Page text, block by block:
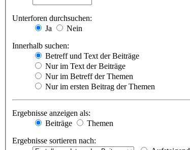
Unterforen durchsuchen:
Ja
Nein
Innerhalb suchen:
Betreff und Text der Beiträge
Nur im Text der Beiträge
Nur im Betreff der Themen
Nur im ersten Beitrag der Themen
Ergebnisse anzeigen als:
Beiträge
Themen
Ergebnisse sortieren nach: